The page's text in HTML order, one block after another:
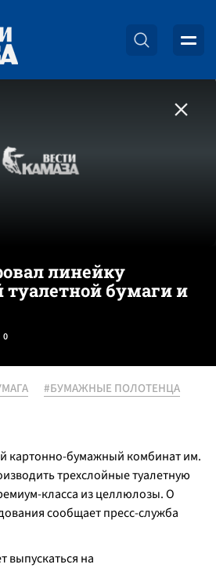
линейку
туалетной бумаги и
0
#БУМАЖНЫЕ ПОЛОТЕНЦА
картонно-бумажный комбинат им.
трехслойные туалетную
класса из целлюлозы. О
сообщает пресс-служба
выпускаться на